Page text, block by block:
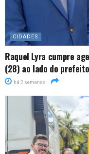
CIDADES
Raquel Lyra cumpre
(28) ao lado do
há 2 semanas